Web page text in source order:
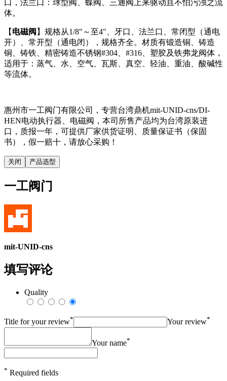
口，法兰口：球型阀、蝶阀、三通阀上来驱动且不怕污浊之流
体。
【 电磁阀 】规格从1/8"～至4"、牙口、法兰口、常闭型（通电
开）、常开型（通电闭），规格齐全。材质有锻造铜、铸造
铜、铸铁、精密铸造不锈钢#304、#316、塑胶及铁弗龙阀体，
适用于：蒸气、水、空气、瓦斯、真空、轻油、重油、酸碱性
等流体。
惠州市一工阀门有限公司，专营台湾鼎机mit-UNID-cns/DI-
HEN电动执行器、电磁阀，本司所售产品均为台湾原装进
口，质报一年，可提供厂家供货证明、质量保证书（保固
书），假一赔十，请放心采购！
关闭 产品选型
一工阀门
mit-UNID-cns
填写评论
Quality
Title for your review* Your review*
Your name*
* Required fields